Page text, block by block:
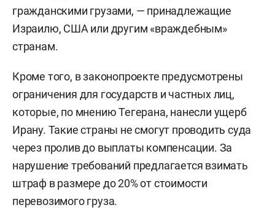
гражданскими грузами, — принадлежащие
Израилю, США или другим «враждебным»
странам.
Кроме того, в законопроекте предусмотрены
ограничения для государств и частных лиц,
которые, по мнению Тегерана, нанесли ущерб
Ирану. Такие страны не смогут проводить суда
через пролив до выплаты компенсации. За
нарушение требований предлагается взимать
штраф в размере до 20% от стоимости
перевозимого груза.